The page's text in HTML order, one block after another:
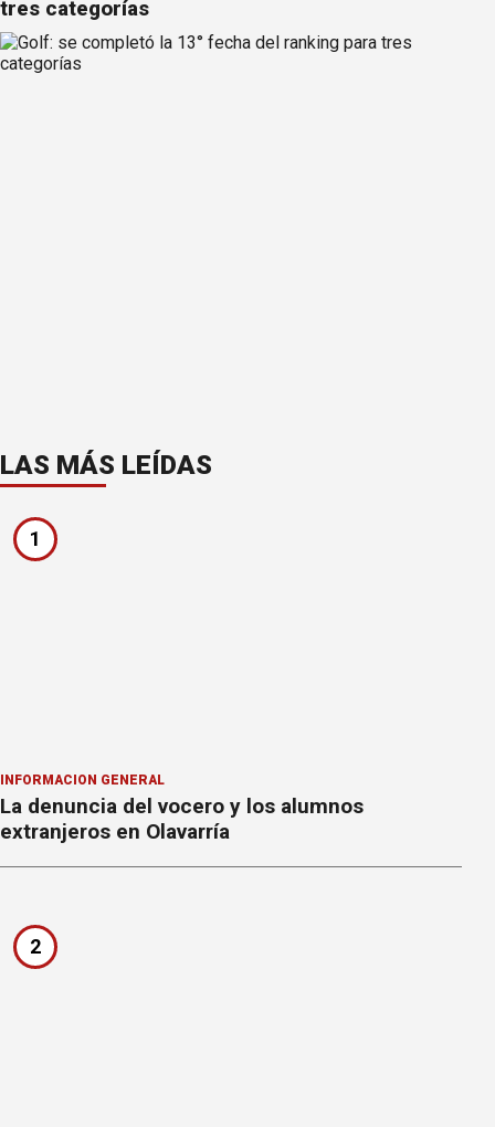
tres categorías
LAS MÁS LEÍDAS
1
INFORMACION GENERAL
La denuncia del vocero y los alumnos
extranjeros en Olavarría
2